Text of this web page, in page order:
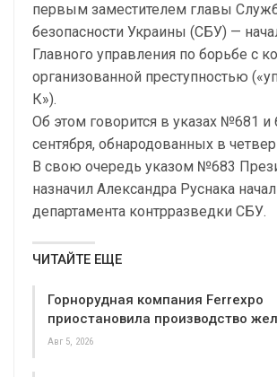
первым заместителем главы
безопасности Украины (СБУ) —
Главного управления по борьбе с
организованной преступностью
К»).
Об этом говорится в указах №681 и
сентября, обнародованных в
В свою очередь указом №683
назначил Александра Руснака
департамента контрразведки СБУ.
ЧИТАЙТЕ ЕЩЕ
Горнорудная компания Ferrexpo
приостановила производство
Авг 5, 2026